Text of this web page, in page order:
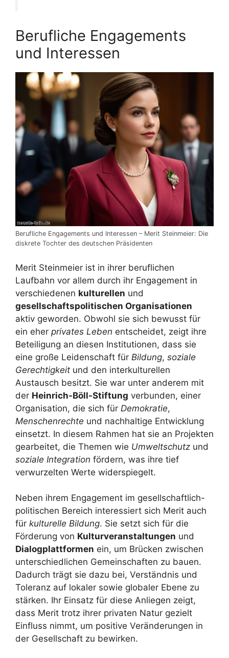
Berufliche Engagements
und Interessen
Berufliche Engagements und Interessen – Merit Steinmeier: Die
diskrete Tochter des deutschen Präsidenten
Merit Steinmeier ist in ihrer beruflichen
Laufbahn vor allem durch ihr Engagement in
verschiedenen kulturellen und
gesellschaftspolitischen Organisationen
aktiv geworden. Obwohl sie sich bewusst für
ein eher privates Leben entscheidet, zeigt ihre
Beteiligung an diesen Institutionen, dass sie
eine große Leidenschaft für Bildung, soziale
Gerechtigkeit und den interkulturellen
Austausch besitzt. Sie war unter anderem mit
der Heinrich-Böll-Stiftung verbunden, einer
Organisation, die sich für Demokratie,
Menschenrechte und nachhaltige Entwicklung
einsetzt. In diesem Rahmen hat sie an Projekten
gearbeitet, die Themen wie Umweltschutz und
soziale Integration fördern, was ihre tief
verwurzelten Werte widerspiegelt.
Neben ihrem Engagement im gesellschaftlich-
politischen Bereich interessiert sich Merit auch
für kulturelle Bildung. Sie setzt sich für die
Förderung von Kulturveranstaltungen und
Dialogplattformen ein, um Brücken zwischen
unterschiedlichen Gemeinschaften zu bauen.
Dadurch trägt sie dazu bei, Verständnis und
Toleranz auf lokaler sowie globaler Ebene zu
stärken. Ihr Einsatz für diese Anliegen zeigt,
dass Merit trotz ihrer privaten Natur gezielt
Einfluss nimmt, um positive Veränderungen in
der Gesellschaft zu bewirken.